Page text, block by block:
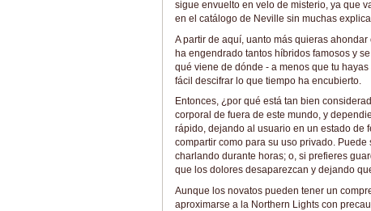
sigue envuelto en velo de misterio, ya que
en el catálogo de Neville sin muchas
A partir de aquí, uanto más quieras
ha engendrado tantos híbridos famosos y
qué viene de dónde - a menos que tu
fácil descifrar lo que tiempo ha encubierto.
Entonces, ¿por qué está tan bien
corporal de fuera de este mundo, y
rápido, dejando al usuario en un estado de
compartir como para su uso privado.
charlando durante horas; o, si prefieres
que los dolores desaparezcan y dejando
Aunque los novatos pueden tener un
aproximarse a la Northern Lights con